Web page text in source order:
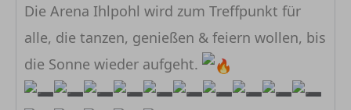
Die Arena Ihlpohl wird zum Treffpunkt für
alle, die tanzen, genießen & feiern wollen, bis
die Sonne wieder aufgeht.